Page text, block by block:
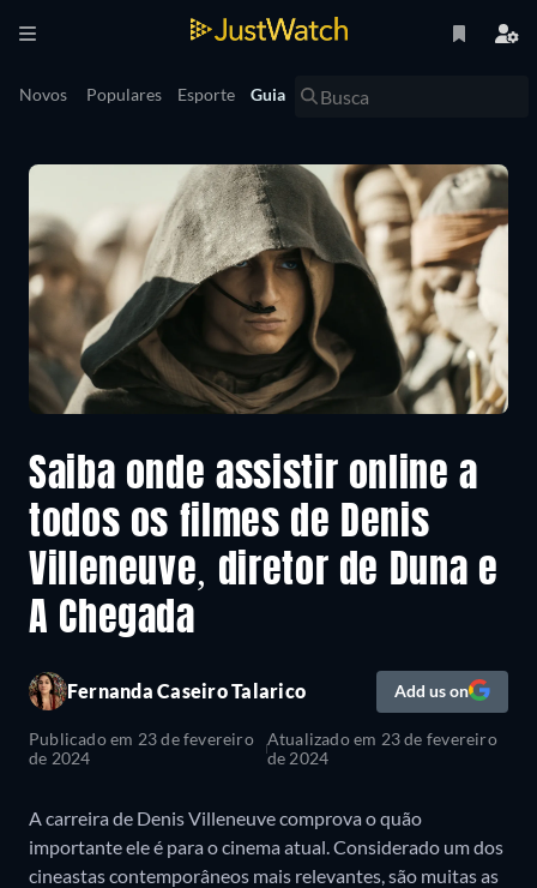
Novos Populares Esporte Guia
Saiba onde assistir online a
todos os filmes de Denis
Villeneuve, diretor de Duna e
A Chegada
Fernanda Caseiro Talarico Add us on
Publicado em 23 de fevereiro
de 2024
Atualizado em 23 de fevereiro
de 2024
A carreira de Denis Villeneuve comprova o quão
importante ele é para o cinema atual. Considerado um dos
cineastas contemporâneos mais relevantes, são muitas as